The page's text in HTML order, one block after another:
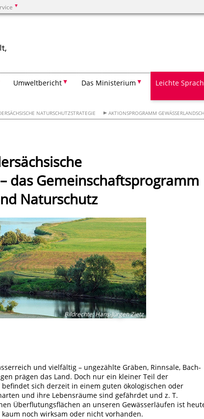
Umweltbericht Das Ministerium Leichte
NATURSCHUTZSTRATEGIE AKTIONSPROGRAMM
das Gemeinschaftsprogramm
Naturschutz
Bildrechte:Hans-Jürgen Zietz
und vielfältig – ungezählte Gräben, Rinnsale, Bach-
prägen das Land. Doch nur ein kleiner Teil der
sich derzeit in einem guten ökologischen oder
und ihre Lebensräume sind gefährdet und z. T.
Überflutungsflächen an unseren Gewässerläufen ist
noch wirksam oder nicht vorhanden.